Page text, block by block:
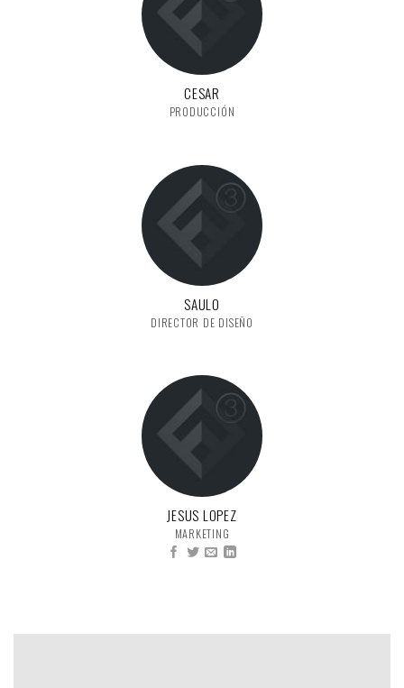
CESAR
PRODUCCIÓN
SAULO
DIRECTOR DE DISEÑO
JESUS LOPEZ
MARKETING